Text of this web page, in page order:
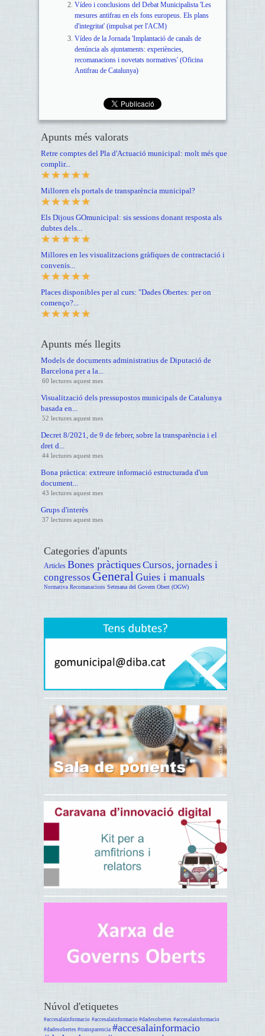
Vídeo i conclusions del Debat Municipalista 'Les
mesures antifrau en els fons europeus. Els plans
d'integritat' (impulsat per l'ACM)
Vídeo de la Jornada 'Implantació de canals de
denúncia als ajuntaments: experiències,
recomanacions i novetats normatives' (Oficina
Antifrau de Catalunya)
Apunts més valorats
Retre comptes del Pla d'Actuació municipal: molt més que
complir...
Milloren els portals de transparència municipal?
Els Dijous GOmunicipal: sis sessions donant resposta als
dubtes dels...
Millores en les visualitzacions gràfiques de contractació i
convenis...
Places disponibles per al curs: "Dades Obertes: per on
començo?...
Apunts més llegits
Models de documents administratius de Diputació de
Barcelona per a la...
60 lectures aquest mes
Visualització dels pressupostos municipals de Catalunya
basada en...
52 lectures aquest mes
Decret 8/2021, de 9 de febrer, sobre la transparència i el
dret d...
44 lectures aquest mes
Bona pràctica: extreure informació estructurada d'un
document...
43 lectures aquest mes
Grups d'interès
37 lectures aquest mes
Categories d'apunts
Articles Bones pràctiquesCursos, jornades i
congressos GeneralGuies i manuals
Normativa Recomanacions Setmana del Govern Obert (OGW)
Núvol d'etiquetes
#accesalainformacio #accesalainformacio #dadesobertes #accesalainformacio
#dadesobertes #transparencia #accesalainformacio